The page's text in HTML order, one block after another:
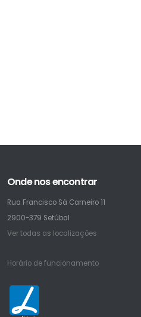
Onde nos encontrar
Rua Francisco Sá Carneiro 11
2900-379 Setúbal
Ver todas as localizações
Horário de funcionamento